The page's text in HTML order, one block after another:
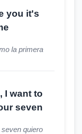
you it's
la primera
I want to
seven
quiero